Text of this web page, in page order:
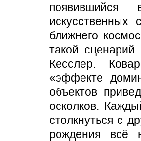
появившийся
искусственных
ближнего
такой
Кесслер.
«эффекте
объектов
осколков.
столкнуться с
рождения всё